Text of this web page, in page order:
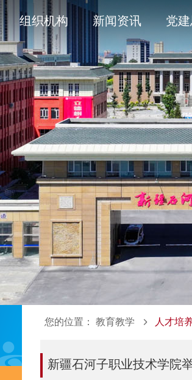
现任领导
组织机构 新闻资讯
院部风采
石职印象 平安校园
党
思政育人
双创教育 产教融合
共青团工作
创新服务平台
就业专题
主动公开清单目录
您的位置： 教育教学 人才培
新疆石河子职业技术学院